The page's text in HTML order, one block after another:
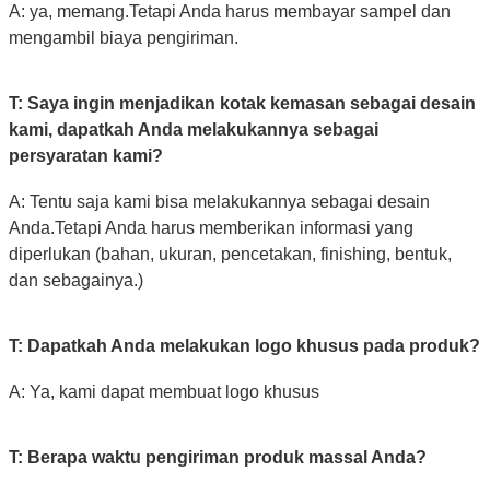
A: ya, memang.Tetapi Anda harus membayar sampel dan
mengambil biaya pengiriman.
T: Saya ingin menjadikan kotak kemasan sebagai desain
kami, dapatkah Anda melakukannya sebagai
persyaratan kami?
A: Tentu saja kami bisa melakukannya sebagai desain
Anda.Tetapi Anda harus memberikan informasi yang
diperlukan (bahan, ukuran, pencetakan, finishing, bentuk,
dan sebagainya.)
T: Dapatkah Anda melakukan logo khusus pada produk?
A: Ya, kami dapat membuat logo khusus
T: Berapa waktu pengiriman produk massal Anda?